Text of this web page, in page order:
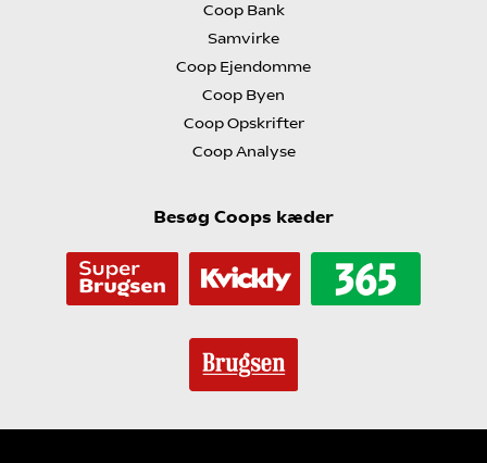
Coop Bank
Samvirke
Coop Ejendomme
Coop Byen
Coop Opskrifter
Coop Analyse
Besøg Coops kæder